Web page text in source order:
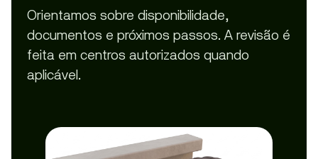
Orientamos sobre disponibilidade,
documentos e próximos passos. A revisão é
feita em centros autorizados quando
aplicável.